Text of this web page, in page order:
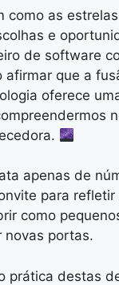
como as
e
de software
afirmar que a
oferece
apenas de
para
como
novas portas.
prática destas